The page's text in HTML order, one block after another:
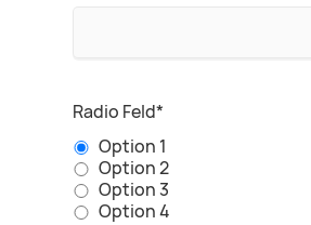
Pflichtfeld
Radio Feld*
Option 1
Option 2
Option 3
Option 4